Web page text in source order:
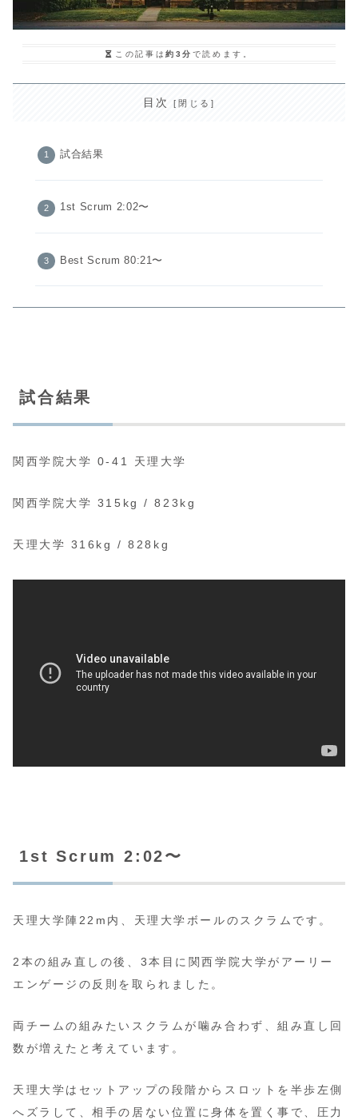
この記事は約3分 で読めます。
目次
試合結果
1st Scrum 2:02〜
Best Scrum 80:21〜
試合結果
関西学院大学 0-41 天理大学
関西学院大学 315kg / 823kg
天理大学 316kg / 828kg
1st Scrum 2:02〜
天理大学陣22m内、天理大学ボールのスクラムです。
2本の組み直しの後、3本目に関西学院大学がアーリー
エンゲージの反則を取られました。
両チームの組みたいスクラムが噛み合わず、組み直し回
数が増えたと考えています。
天理大学はセットアップの段階からスロットを半歩左側
へズラして、相手の居ない位置に身体を置く事で、圧力